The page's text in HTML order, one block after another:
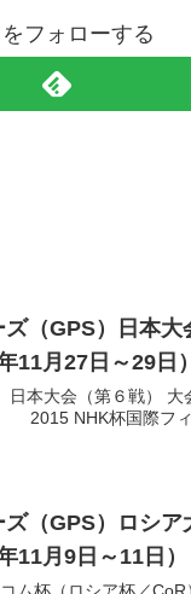
フォローする
（GPS）日本
11月27日～29日）
本大会（第６戦） 大
NHK杯国際
（GPS）ロシ
11月9日～11日）